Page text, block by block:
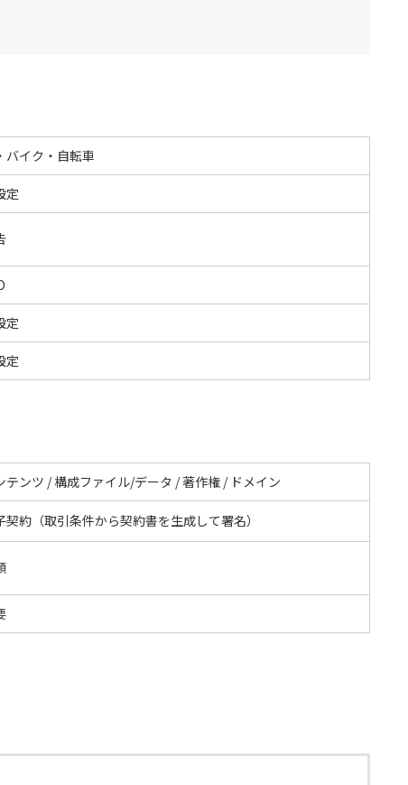
バイク・自転車
定
定
定
テンツ / 構成ファイル/データ / 著作権 / ドメイン
契約（取引条件から契約書を生成して署名）